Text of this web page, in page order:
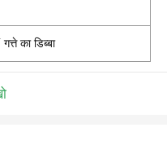
का डिब्बा